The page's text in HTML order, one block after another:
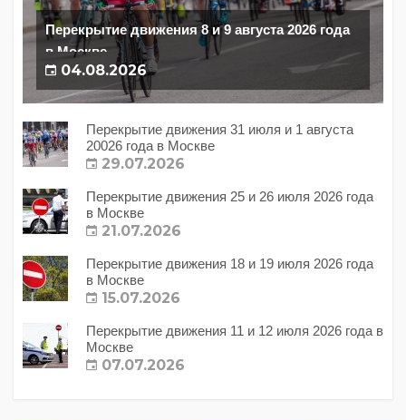
Перекрытие движения 8 и 9 августа 2026 года
в Москве
04.08.2026
Перекрытие движения 31 июля и 1 августа
20026 года в Москве
29.07.2026
Перекрытие движения 25 и 26 июля 2026 года
в Москве
21.07.2026
Перекрытие движения 18 и 19 июля 2026 года
в Москве
15.07.2026
Перекрытие движения 11 и 12 июля 2026 года в
Москве
07.07.2026